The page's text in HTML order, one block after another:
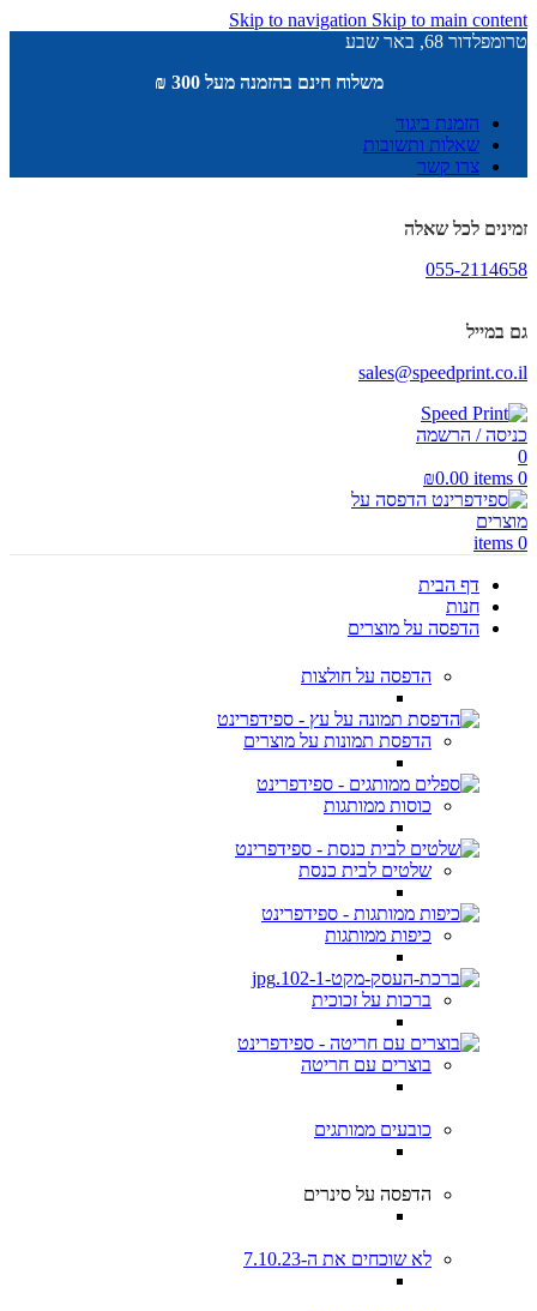
Skip to navigation Skip to main content
טרומפלדור 68, באר שבע
משלוח חינם בהזמנה מעל 300 ₪
הזמנת ביגוד
שאלות ותשובות
צרו קשר
זמינים לכל שאלה
055-2114658
גם במייל
sales@speedprint.co.il
כניסה / הרשמה
0
0
items
₪0.00
0
items
דף הבית
חנות
הדפסה על מוצרים
הדפסה על חולצות
הדפסת תמונות על מוצרים
כוסות ממותגות
שלטים לבית כנסת
כיפות ממותגות
ברכות על זכוכית
בוצרים עם חריטה
כובעים ממותגים
הדפסה על סינרים
לא שוכחים את ה-7.10.23